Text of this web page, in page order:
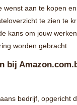
aan te kopen
te zien te
kans om jouw
worden gebracht
bij
bedrijf, opgericht